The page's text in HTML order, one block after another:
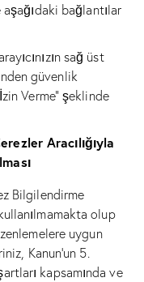
bağlantılar
sağ üst
güvenlik
Verme” şeklinde
Aracılığıyla
Bilgilendirme
olup
uygun
Kanun’un 5.
kapsamında ve